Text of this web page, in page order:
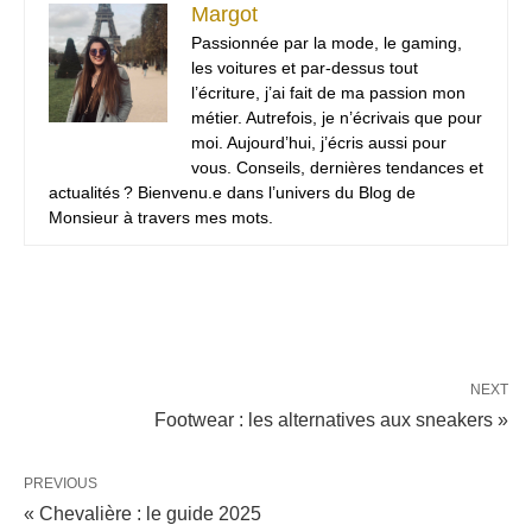
Margot
Passionnée par la mode, le gaming,
les voitures et par-dessus tout
l’écriture, j’ai fait de ma passion mon
métier. Autrefois, je n’écrivais que pour
moi. Aujourd’hui, j’écris aussi pour
vous. Conseils, dernières tendances et
actualités ? Bienvenu.e dans l’univers du Blog de
Monsieur à travers mes mots.
NEXT
Footwear : les alternatives aux sneakers »
PREVIOUS
« Chevalière : le guide 2025